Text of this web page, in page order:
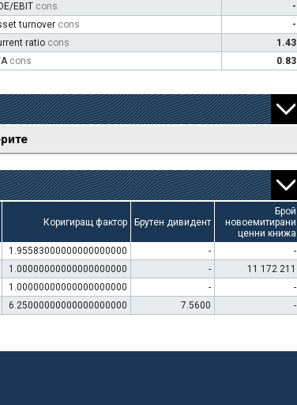
EBIT cons
-
turnover cons
-
ratio cons
1.43
cons 0.83
Коригиращ фактор Брутен дивидент
Брой
новоемитирани
ценни книжа
1.95583000000000000000 -
-
1.00000000000000000000 -
11 172 211
1.00000000000000000000 -
-
6.25000000000000000000 7.5600 -